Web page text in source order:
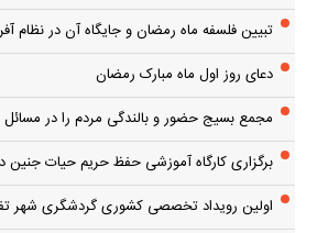
تبیین فلسفه ماه رمضان و جایگاه آن در نظام
دعای روز اول ماه مبارک رمضان
مجمع بسیج حضور و بالندگی مردم را در
برگزاری کارگاه آموزشی حفظ حریم حیات
اولین رویداد تخصصی کشوری گردشگری شهر